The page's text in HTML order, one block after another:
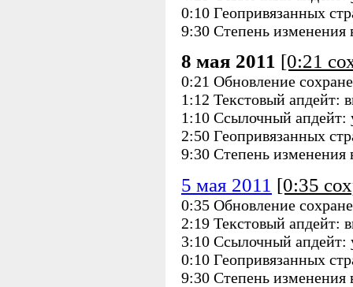
0:10 Геопривязанных
9:30 Степень
8 мая 2011 [0:21
0:21 Обновление
1:12 Текстовый апдейт:
1:10 Ссылочный апдейт:
2:50 Геопривязанных
9:30 Степень
5 мая 2011 [0:35
0:35 Обновление
2:19 Текстовый апдейт:
3:10 Ссылочный апдейт:
0:10 Геопривязанных
9:30 Степень